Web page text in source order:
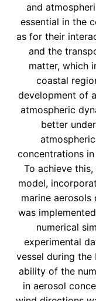
and
essential in the
as for their
and the
matter, which
coastal
development of
atmospheric
better
concentrations
To achieve
model,
marine
was
numerical
experimental
vessel during the
ability of the
in aerosol